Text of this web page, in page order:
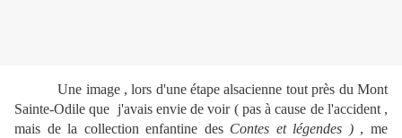
Une image , lors d'une étape alsacienne tout près du Mont
Sainte-Odile que j'avais envie de voir ( pas à cause de l'accident ,
mais de la collection enfantine des Contes et légendes ), me